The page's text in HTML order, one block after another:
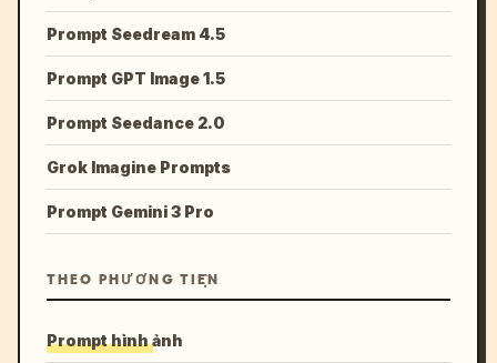
Prompt Seedream 4.5
Prompt GPT Image 1.5
Prompt Seedance 2.0
Grok Imagine Prompts
Prompt Gemini 3 Pro
THEO PHƯƠNG TIỆN
Prompt hình ảnh